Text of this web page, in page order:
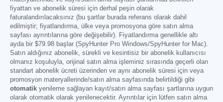
fiyattan ve abonelik süresi için derhal peşin olarak
faturalandırılacaksınız (bu şartlar burada referans olarak dahil
edilmiştir; fiyatlandırma, ülke veya promosyona göre satın alma
sayfası ayrıntılarına göre değişebilir). Fiyatlandırma genellikle altı
ayda bir $79.98 başlar (SpyHunter Pro Windows/SpyHunter for Mac).
Satın aldığınız abonelik, sürekli ve kesintisiz bir abonelik kullanıcısı
olmanız koşuluyla, orijinal satın alma işleminiz sırasında geçerli olan
standart abonelik ücreti üzerinden ve aynı abonelik süresi için veya
promosyon materyallerinde/satın alma sayfasında belirtildiği gibi
otomatik yenileme sağlayan kayıt/satın alma sayfası şartlarına uygun
olarak otomatik olarak yenilenecektir. Ayrıntılar için lütfen satın alma